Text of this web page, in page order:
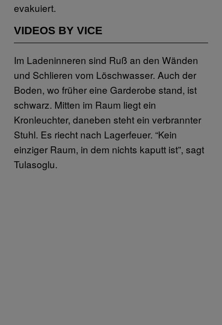
evakuiert.
VIDEOS BY VICE
Im Ladeninneren sind Ruß an den Wänden
und Schlieren vom Löschwasser. Auch der
Boden, wo früher eine Garderobe stand, ist
schwarz. Mitten im Raum liegt ein
Kronleuchter, daneben steht ein verbrannter
Stuhl. Es riecht nach Lagerfeuer. “Kein
einziger Raum, in dem nichts kaputt ist”, sagt
Tulasoglu.